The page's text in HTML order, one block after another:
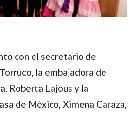
con el secretario de
la embajadora de
Roberta Lajous y la
de México, Ximena Caraza,